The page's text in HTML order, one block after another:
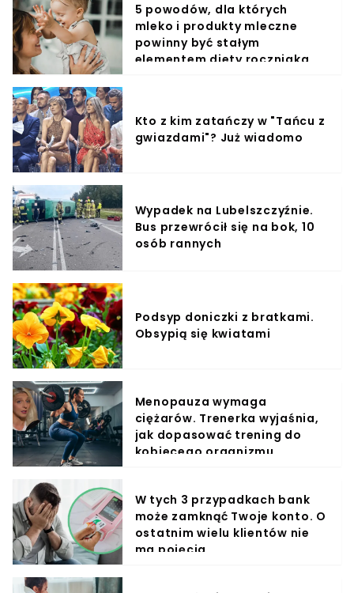
5 powodów, dla których
mleko i produkty mleczne
powinny być stałym
elementem diety roczniaka
Kto z kim zatańczy w "Tańcu z
gwiazdami"? Już wiadomo
Wypadek na Lubelszczyźnie.
Bus przewrócił się na bok, 10
osób rannych
Podsyp doniczki z bratkami.
Obsypią się kwiatami
Menopauza wymaga
ciężarów. Trenerka wyjaśnia,
jak dopasować trening do
kobiecego organizmu
W tych 3 przypadkach bank
może zamknąć Twoje konto. O
ostatnim wielu klientów nie
ma pojęcia